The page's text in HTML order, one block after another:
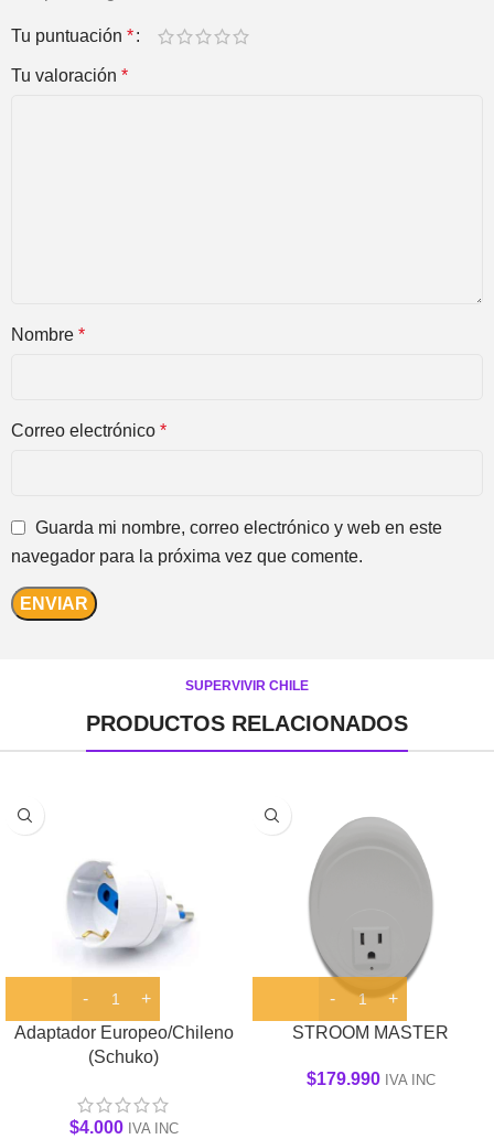
Tu puntuación *
Tu valoración *
Nombre *
Correo electrónico *
Guarda mi nombre, correo electrónico y web en este
navegador para la próxima vez que comente.
SUPERVIVIR CHILE
PRODUCTOS RELACIONADOS
Adaptador Europeo/Chileno
(Schuko)
$4.000 IVA INC
STROOM MASTER
$179.990 IVA INC